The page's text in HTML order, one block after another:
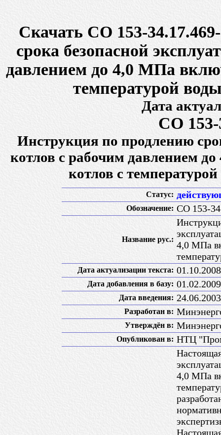
Скачать СО 153-
срока безопасной
давлением до 4,0 МПа
температурой
Дата
СО 153-
Инструкция по продлению
котлов с рабочим давлением
котлов с
Статус:
Обозначение: СО 153-
Название рус.:
4,0 МПа
Дата актуализации текста: 01.10.2008
Дата добавления в базу: 01.02.2009
Дата введения: 24.06.2003
Разработан в:
Утверждён в:
Опубликован в: НТЦ
4,0 МПа